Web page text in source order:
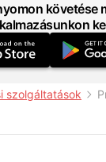
követése
szolgáltatások